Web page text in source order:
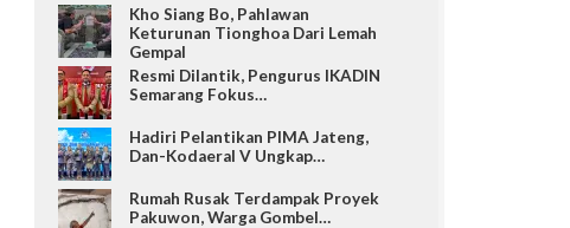
Kho Siang Bo, Pahlawan
Keturunan Tionghoa Dari Lemah
Gempal
Resmi Dilantik, Pengurus IKADIN
Semarang Fokus…
Hadiri Pelantikan PIMA Jateng,
Dan-Kodaeral V Ungkap…
Rumah Rusak Terdampak Proyek
Pakuwon, Warga Gombel…